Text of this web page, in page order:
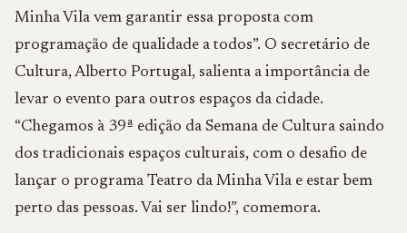
Minha Vila vem garantir essa proposta com
programação de qualidade a todos”. O secretário de
Cultura, Alberto Portugal, salienta a importância de
levar o evento para outros espaços da cidade.
“Chegamos à 39ª edição da Semana de Cultura saindo
dos tradicionais espaços culturais, com o desafio de
lançar o programa Teatro da Minha Vila e estar bem
perto das pessoas. Vai ser lindo!”, comemora.